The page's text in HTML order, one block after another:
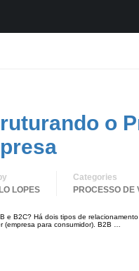
o
LOPES
Categories
PROCESSO DE
e B2C? Há dois tipos de
(empresa para consumidor). B2B …